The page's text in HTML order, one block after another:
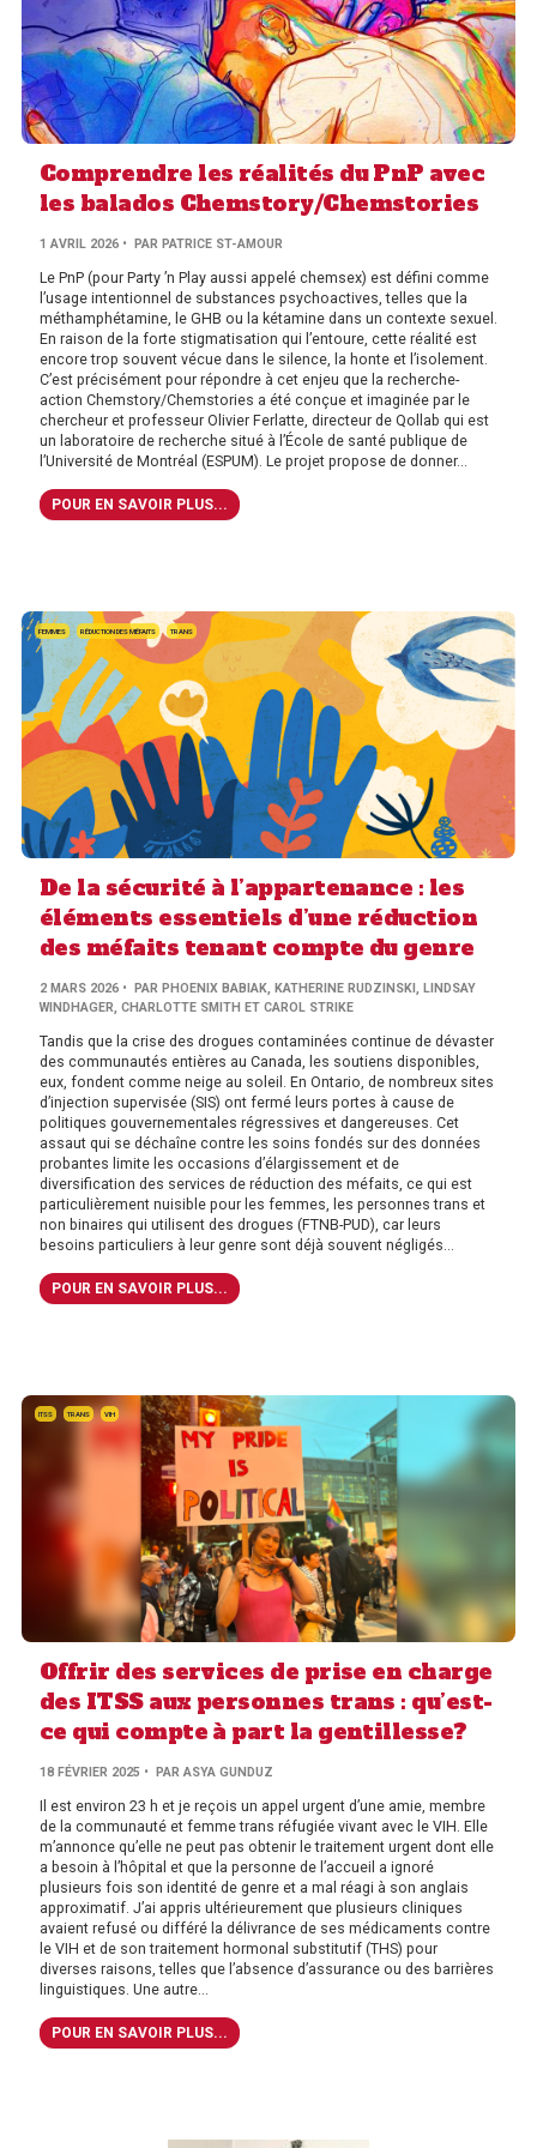
Comprendre les réalités du PnP avec
les balados Chemstory/Chemstories
1 AVRIL 2026 • PAR PATRICE ST-AMOUR
Le PnP (pour Party ’n Play aussi appelé chemsex) est défini comme
l’usage intentionnel de substances psychoactives, telles que la
méthamphétamine, le GHB ou la kétamine dans un contexte sexuel.
En raison de la forte stigmatisation qui l’entoure, cette réalité est
encore trop souvent vécue dans le silence, la honte et l’isolement.
C’est précisément pour répondre à cet enjeu que la recherche-
action Chemstory/Chemstories a été conçue et imaginée par le
chercheur et professeur Olivier Ferlatte, directeur de Qollab qui est
un laboratoire de recherche situé à l’École de santé publique de
l’Université de Montréal (ESPUM). Le projet propose de donner...
POUR EN SAVOIR PLUS...
FEMMES RÉDUCTION DES MÉFAITS TRANS
De la sécurité à l’appartenance : les
éléments essentiels d’une réduction
des méfaits tenant compte du genre
2 MARS 2026 • PAR PHOENIX BABIAK, KATHERINE RUDZINSKI, LINDSAY
WINDHAGER, CHARLOTTE SMITH ET CAROL STRIKE
Tandis que la crise des drogues contaminées continue de dévaster
des communautés entières au Canada, les soutiens disponibles,
eux, fondent comme neige au soleil. En Ontario, de nombreux sites
d’injection supervisée (SIS) ont fermé leurs portes à cause de
politiques gouvernementales régressives et dangereuses. Cet
assaut qui se déchaîne contre les soins fondés sur des données
probantes limite les occasions d’élargissement et de
diversification des services de réduction des méfaits, ce qui est
particulièrement nuisible pour les femmes, les personnes trans et
non binaires qui utilisent des drogues (FTNB-PUD), car leurs
besoins particuliers à leur genre sont déjà souvent négligés...
POUR EN SAVOIR PLUS...
ITSS TRANS VIH
Offrir des services de prise en charge
des ITSS aux personnes trans : qu’est-
ce qui compte à part la gentillesse?
18 FÉVRIER 2025 • PAR ASYA GUNDUZ
Il est environ 23 h et je reçois un appel urgent d’une amie, membre
de la communauté et femme trans réfugiée vivant avec le VIH. Elle
m’annonce qu’elle ne peut pas obtenir le traitement urgent dont elle
a besoin à l’hôpital et que la personne de l’accueil a ignoré
plusieurs fois son identité de genre et a mal réagi à son anglais
approximatif. J’ai appris ultérieurement que plusieurs cliniques
avaient refusé ou différé la délivrance de ses médicaments contre
le VIH et de son traitement hormonal substitutif (THS) pour
diverses raisons, telles que l’absence d’assurance ou des barrières
linguistiques. Une autre...
POUR EN SAVOIR PLUS...